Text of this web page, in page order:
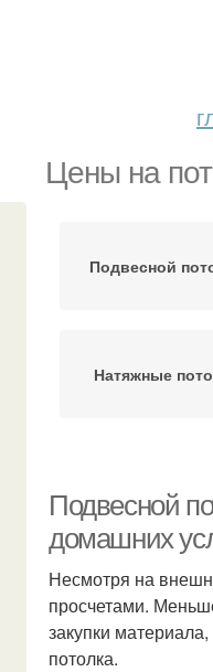
Цены на
Подвесной
Натяжные
потолки
Подвесной
домашних
Несмотря на
просчетами.
закупки
потолка.